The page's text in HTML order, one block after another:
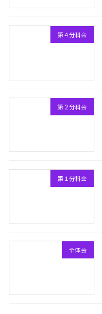
第４分科会
第２分科会
第１分科会
全体会